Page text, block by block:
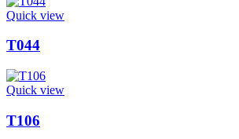
Quick view
T044
Quick view
T106